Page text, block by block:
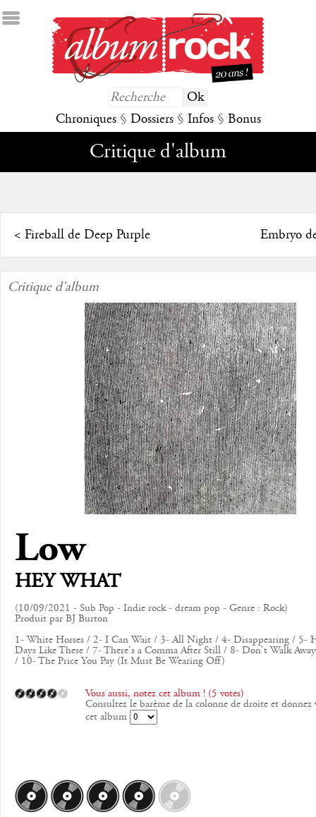
Chroniques § Dossiers § Infos § Bonus
Critique d'album
< Fireball de Deep Purple Embryo
Critique d'album
Low
HEY WHAT
(10/09/2021 - Sub Pop - Indie rock - dream pop - Genre : Rock)
Produit par BJ Burton
1- White Horses / 2- I Can Wait / 3- All Night / 4- Disappearing / 5-
Days Like These / 7- There's a Comma After Still / 8- Don't Walk
/ 10- The Price You Pay (It Must Be Wearing Off)
Vous aussi, notez cet album ! (5 votes)
Consultez le barème de la colonne de droite et donnez
cet album